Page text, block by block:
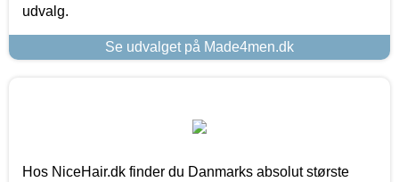
udvalg.
Se udvalget på Made4men.dk
Hos NiceHair.dk finder du Danmarks absolut største